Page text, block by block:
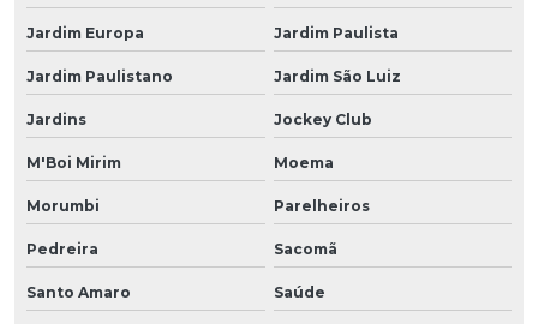
Jardim Europa Jardim Paulista
Jardim Paulistano Jardim São Luiz
Jardins Jockey Club
M'Boi Mirim Moema
Morumbi Parelheiros
Pedreira Sacomã
Santo Amaro Saúde